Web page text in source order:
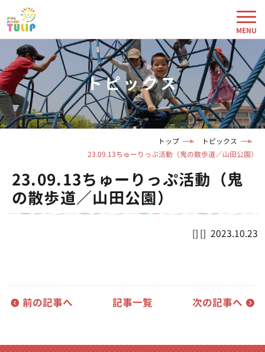
トピックス
トップ
トピックス
23.09.13ちゅーりっぷ活動（鬼の散歩道／山田公園）
23.09.13ちゅーりっぷ活動（鬼
の散歩道／山田公園）
2023.10.23
前の記事へ 記事一覧 次の記事へ